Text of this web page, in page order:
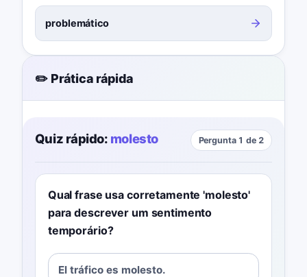
problemático
✏️ Prática rápida
Quiz rápido: molesto Pergunta 1 de 2
Qual frase usa corretamente 'molesto'
para descrever um sentimento
temporário?
El tráfico es molesto.